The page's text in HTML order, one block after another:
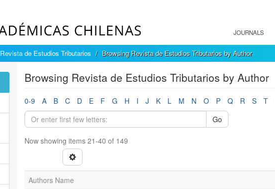
JOURNALS
Revista de Estudios Tributarios Browsing Revista de Estudios Tributarios by Author
Browsing Revista de Estudios Tributarios by Author
0-9 A B C D E F G H I J K L M N O P Q R S T
Go
Now showing items 21-40 of 149
Authors Name